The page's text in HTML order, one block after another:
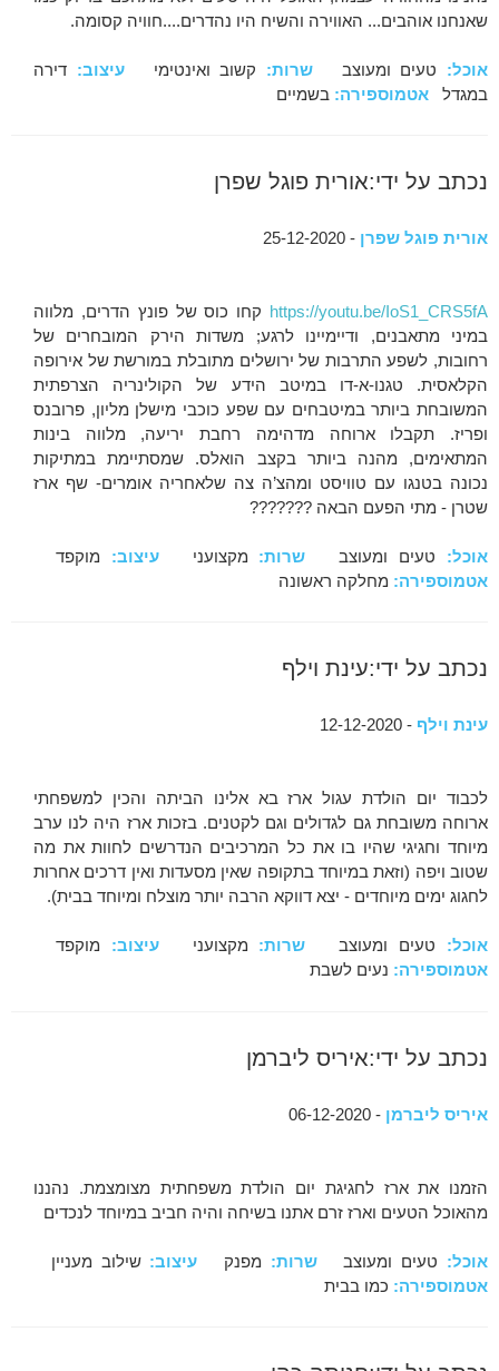
שאנחנו אוהבים... האווירה והשיח היו נהדרים....חוויה קסומה.
אוכל: טעים ומעוצבשרות: קשוב ואינטימיעיצוב: דירה
במגדל אטמוספירה: בשמיים
נכתב על ידי:אורית פוגל שפרן
אורית פוגל שפרן - 25-12-2020
https://youtu.be/IoS1_CRS5fA קחו כוס של פונץ הדרים, מלווה
במיני מתאבנים, ודיימיינו לרגע; משדות הירק המובחרים של
רחובות, לשפע התרבות של ירושלים מתובלת במורשת של אירופה
הקלאסית. טגנו-א-דו במיטב הידע של הקולינריה הצרפתית
המשובחת ביותר במיטבחים עם שפע כוכבי מישלן מליון, פרובנס
ופריז. תקבלו ארוחה מדהימה רחבת יריעה, מלווה בינות
המתאימים, מהנה ביותר בקצב הואלס. שמסתיימת במתיקות
נכונה בטנגו עם טוויסט ומהצ’ה צה שלאחריה אומרים- שף ארז
שטרן - מתי הפעם הבאה ???????
אוכל: טעים ומעוצב שרות: מקצועניעיצוב: מוקפד
אטמוספירה: מחלקה ראשונה
נכתב על ידי:עינת וילף
עינת וילף - 12-12-2020
לכבוד יום הולדת עגול ארז בא אלינו הביתה והכין למשפחתי
ארוחה משובחת גם לגדולים וגם לקטנים. בזכות ארז היה לנו ערב
מיוחד וחגיגי שהיו בו את כל המרכיבים הנדרשים לחוות את מה
שטוב ויפה (וזאת במיוחד בתקופה שאין מסעדות ואין דרכים אחרות
לחגוג ימים מיוחדים - יצא דווקא הרבה יותר מוצלח ומיוחד בבית).
אוכל: טעים ומעוצב שרות: מקצועניעיצוב: מוקפד
אטמוספירה: נעים לשבת
נכתב על ידי:איריס ליברמן
איריס ליברמן - 06-12-2020
הזמנו את ארז לחגיגת יום הולדת משפחתית מצומצמת. נהננו
מהאוכל הטעים וארז זרם אתנו בשיחה והיה חביב במיוחד לנכדים
אוכל: טעים ומעוצבשרות: מפנק עיצוב: שילוב מעניין
אטמוספירה: כמו בבית